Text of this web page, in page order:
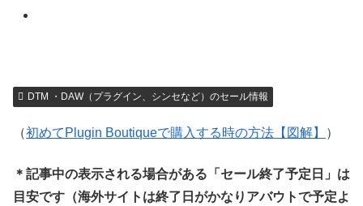
DTM ・DAW（プラグイン、シンセなど）のセール情報
（初めてPlugin Boutiqueで購入する時の方法【図解】 ）
＊記事中の表示される場合がある「セール終了予定日」は
目安です（海外サイトは終了日がかなりアバウトで予定よ